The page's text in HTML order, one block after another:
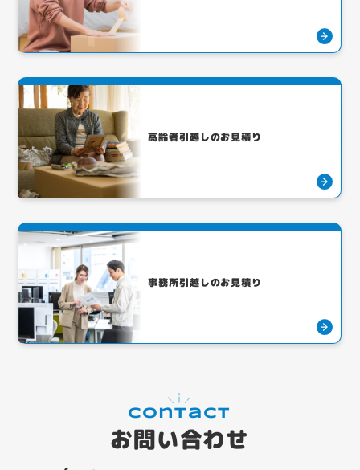
高齢者引越しのお見積り
事務所引越しのお見積り
Contact
お問い合わせ